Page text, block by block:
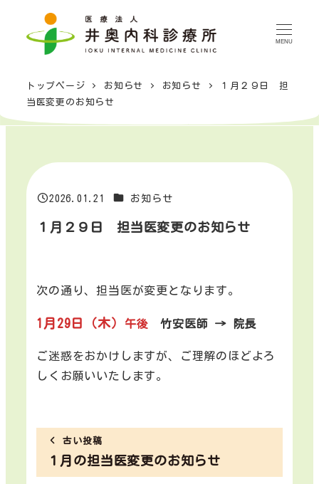
MENU
トップページ お知らせ お知らせ
１月２９日 担
当医変更のお知らせ
１月２９日 担当医変更のお知らせ
投稿日
2026.01.21 カテゴリー
お知らせ
次の通り、担当医が変更となります。
1月29日（木） 午後 竹安医師 → 院長
ご迷惑をおかけしますが、ご理解のほどよろ
しくお願いいたします。
古い投稿
１月の担当医変更のお知らせ